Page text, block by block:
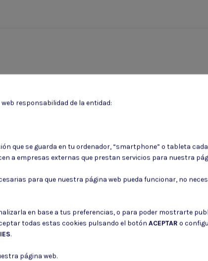
para los fines indicados en laPolítica de privacidad
responsabilidad de la entidad:
que se guarda en tu ordenador, “smartphone” o tableta
a empresas externas que prestan servicios para nuestra
para que nuestra página web pueda funcionar, no
en base a tus preferencias, o para poder mostrarte
todas estas cookies pulsando el botón ACEPTAR o
.
página web.